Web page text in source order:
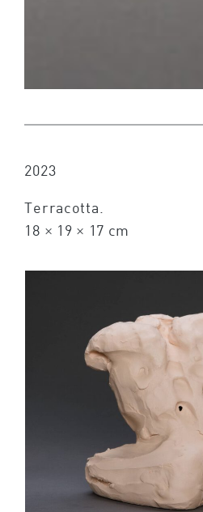
2023
Terracotta.
18 × 19 × 17 cm